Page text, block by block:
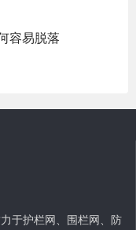
容易脱落
于护栏网、围栏网、防